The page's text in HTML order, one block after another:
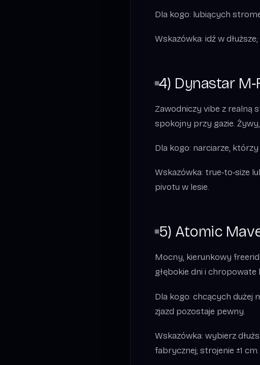
Dla kogo: lubiących
Wskazówka: idź w
4) Dynastar
Zawodniczy vibe z realną
spokojny przy gazie.
Dla kogo: narciarze,
Wskazówka: true‑to‑size
pivotu w lesie.
5) Atomic
Mocny, kierunkowy
głębokie dni i chropowate
Dla kogo: chcących dużej
zjazd pozostaje pewny.
Wskazówka: wybierz
fabrycznej; strojenie ±1 cm.